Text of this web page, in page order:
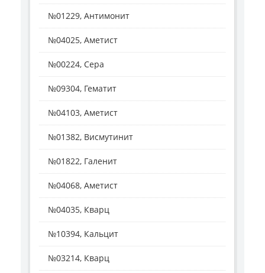
№01229, Антимонит
№04025, Аметист
№00224, Сера
№09304, Гематит
№04103, Аметист
№01382, Висмутинит
№01822, Галенит
№04068, Аметист
№04035, Кварц
№10394, Кальцит
№03214, Кварц